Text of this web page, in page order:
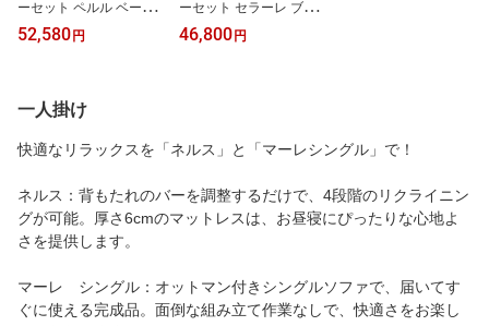
ーセット ペルル ベージ
ュ｜コンパクト・丸形
52,580 円
ーセット セラーレ ブラ
ウン｜コンパクト・角型
46,800 円
一人掛け
快適なリラックスを「ネルス」と「マーレシングル」で！
ネルス：背もたれのバーを調整するだけで、4段階のリクライニン
グが可能。厚さ6cmのマットレスは、お昼寝にぴったりな心地よ
さを提供します。
マーレ シングル：オットマン付きシングルソファで、届いてす
ぐに使える完成品。面倒な組み立て作業なしで、快適さをお楽し